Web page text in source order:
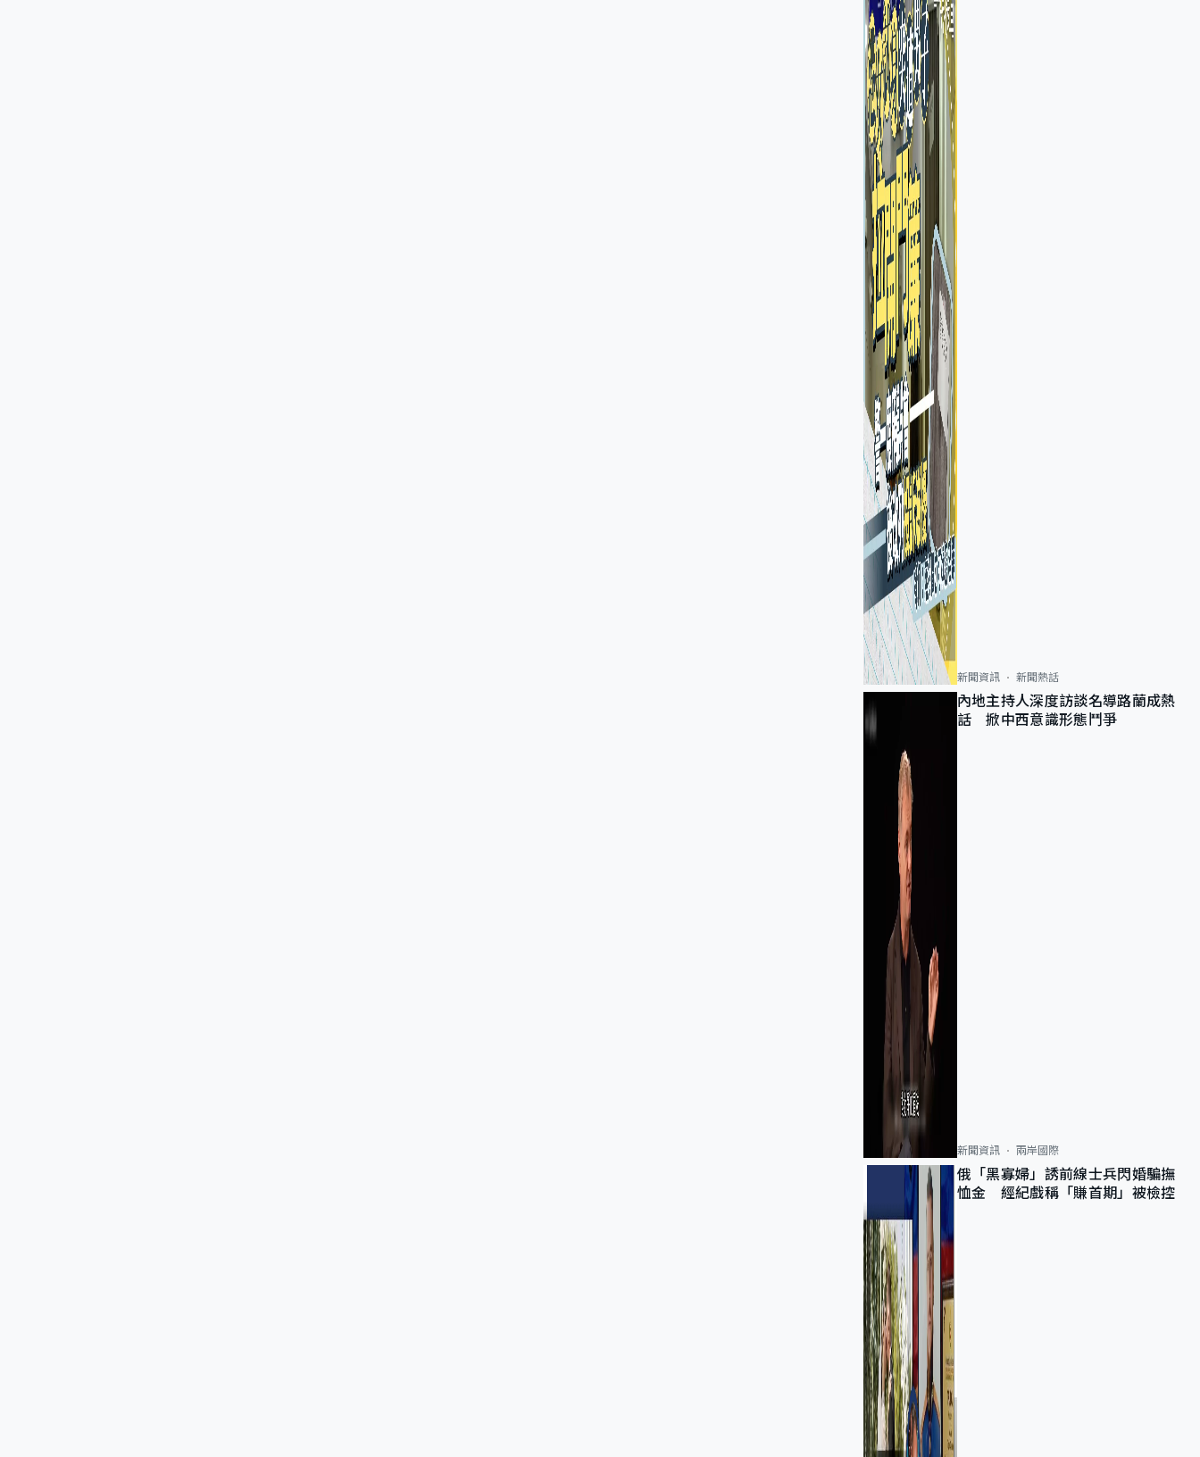
新聞資訊 新聞熱話
內地主持人深度訪談名導路蘭成熱
話 掀中西意識形態鬥爭
新聞資訊 兩岸國際
俄「黑寡婦」誘前線士兵閃婚騙撫
恤金 經紀戲稱「賺首期」被檢控